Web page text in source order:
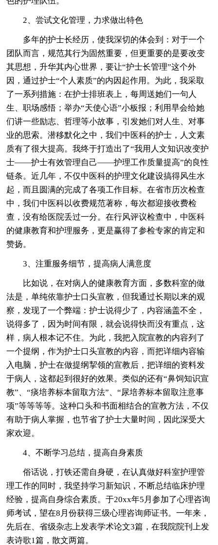
2、尝试文化管理，力求做出特色
多年的护士长经历，使我深切的体会到：对于一个
团队而言，规范其行为固然重要，但更重要的是要改变
其思想，升华其内心世界，要让“护士长管理”这个外
因，通过护士“个人素质”的内因起作用。为此，我采取
了一系列措施：在护士排班表上，每周送她们一句人
生、职场感悟；举办“天使心语”小板报；利用早会给她
们讲一些励志、哲理等小故事，引发她们对人生、对事
业的思索。潜移默化之中，我们中医科的护士，人文素
质有了很大提高。我终于打造出了“我用人文知识改变护
士——护士有效管理自己——护理工作质量提高”的良性
链条。近几年，不仅中医科的护理文化建设搞得风生水
起，而且圆满的完成了各项工作目标。在省市历次检查
中，我们中医科以收费规范著称，每次都迎接收费检
查，没有给医院丢过一分。在行风评议检查中，中医科
的健康教育和护理服务，更是赢得了参检专家的肯定和
赞扬。
3、注重服务细节，提高病人满意度
比如说，在对病人的健康教育方面，多数科室的做
法是，单纯依靠护士口头宣教，但我通过长期以来的观
察，发现了一个弊端：护士说得少了，内容涵盖不全，
说得多了，因为时间有限，就会说得快而没有重点，这
样，病人根本记不住。为此，我把入院宣教的内容列了
一个提纲，作为护士口头宣教的内容，而把详细内容输
入电脑，护士在做提纲挈领的宣教后，把详细的资料发
于病人，这都起到很好的效果。类似的还有“鼻饲知识宣
教”、“痰培养标本留取方法”、“尿培养标本留取注意事
项”等等等等。这种口头和书面相结合的宣教方法，不仅
有助于病人掌握，也节省了护士大量时间，因此深受大
家欢迎。
4、不断学习总结，提高自身素质
俗话说，打铁还需自身硬，在认真做好科室护理管
理工作的同时，我坚持学习新知识，不断总结临床护理
经验，提高自身综合素质。于20xx年5月参加了心理咨询
师考试，望在8月份获得三级心理咨询师证书。一年来，
先后在、省级杂志上发表学术论文3篇，在我院院刊上发
表诗歌1篇，散文两篇。